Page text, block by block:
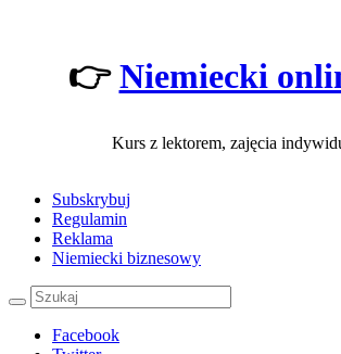
👉Niemiecki
Kurs z lektorem, zajęcia
Subskrybuj
Regulamin
Reklama
Niemiecki biznesowy
Facebook